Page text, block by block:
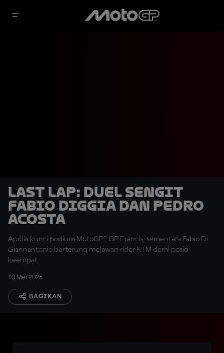
LAST LAP: Duel Sengit
Fabio Diggia dan Pedro
Acosta
Aprilia kunci podium MotoGP™ GP Prancis, sementara Fabio Di
Giannantonio bertarung melawan rider KTM demi posisi
keempat.
10 Mei 2026
BAGIKAN